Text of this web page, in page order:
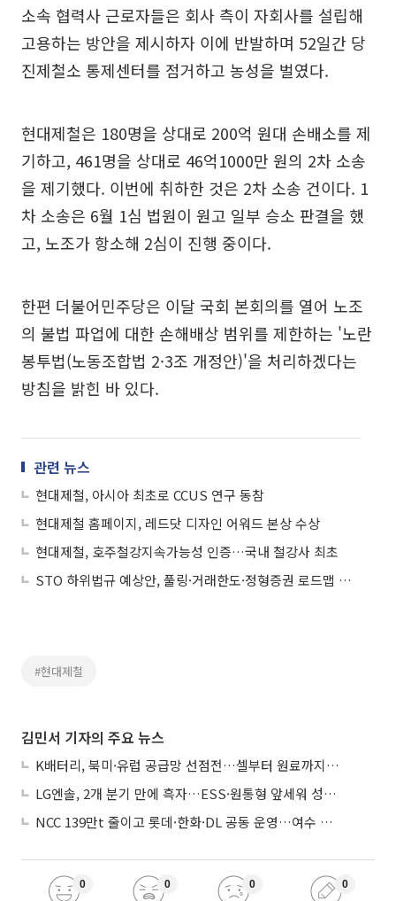
소속 협력사 근로자들은 회사 측이 자회사를 설립해
고용하는 방안을 제시하자 이에 반발하며 52일간 당
진제철소 통제센터를 점거하고 농성을 벌였다.
현대제철은 180명을 상대로 200억 원대 손배소를 제
기하고, 461명을 상대로 46억1000만 원의 2차 소송
을 제기했다. 이번에 취하한 것은 2차 소송 건이다. 1
차 소송은 6월 1심 법원이 원고 일부 승소 판결을 했
고, 노조가 항소해 2심이 진행 중이다.
한편 더불어민주당은 이달 국회 본회의를 열어 노조
의 불법 파업에 대한 손해배상 범위를 제한하는 '노란
봉투법(노동조합법 2·3조 개정안)'을 처리하겠다는
방침을 밝힌 바 있다.
관련 뉴스
현대제철, 아시아 최초로 CCUS 연구 동참
현대제철 홈페이지, 레드닷 디자인 어워드 본상 수상
현대제철, 호주철강지속가능성 인증…국내 철강사 최초
STO 하위법규 예상안, 풀링·거래한도·정형증권 로드맵 제시
#현대제철
김민서 기자의 주요 뉴스
K배터리, 북미·유럽 공급망 선점전…셀부터 원료까지 현지화
LG엔솔, 2개 분기 만에 흑자…ESS·원통형 앞세워 성장 가속
NCC 139만t 줄이고 롯데·한화·DL 공동 운영…여수 1호 본궤도
0 0 0 0